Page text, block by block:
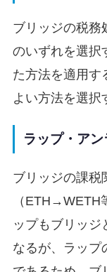
ブリッジの税務
のいずれを選択
た方法を適用す
よい方法を選択
ラップ・ア
ブリッジの課税
（ETH→WETH
ップもブリッジ
なるが、ラップ